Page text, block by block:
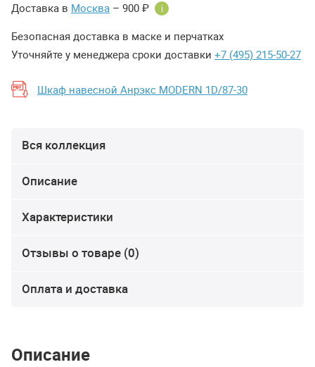
Доставка в Москва – 900 ₽ i
Безопасная доставка в маске и перчатках
Уточняйте у менеджера сроки доставки +7 (495) 215-50-27
Шкаф навесной Анрэкс MODERN 1D/87-30
Вся коллекция
Описание
Характеристики
Отзывы о товаре (0)
Оплата и доставка
Описание